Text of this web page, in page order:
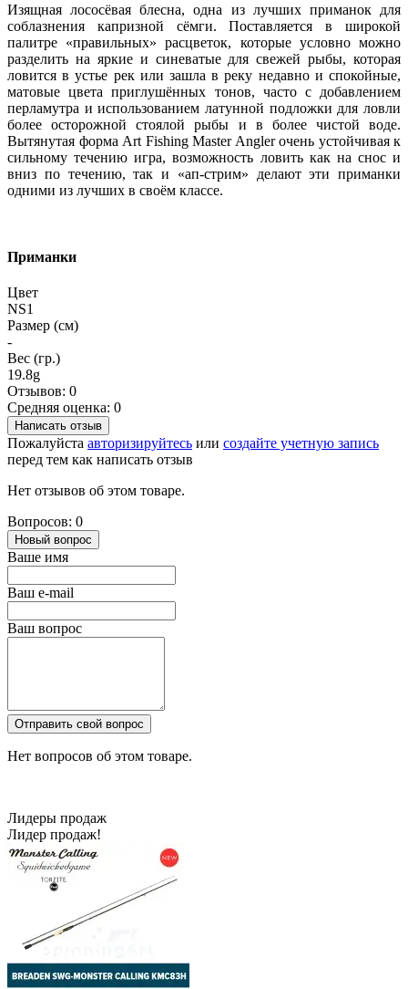
Изящная лососёвая блесна, одна из лучших приманок для
соблазнения капризной сёмги. Поставляется в широкой
палитре «правильных» расцветок, которые условно можно
разделить на яркие и синеватые для свежей рыбы, которая
ловится в устье рек или зашла в реку недавно и спокойные,
матовые цвета приглушённых тонов, часто с добавлением
перламутра и использованием латунной подложки для ловли
более осторожной стоялой рыбы и в более чистой воде.
Вытянутая форма Art Fishing Master Angler очень устойчивая к
сильному течению игра, возможность ловить как на снос и
вниз по течению, так и «ап-стрим» делают эти приманки
одними из лучших в своём классе.
Приманки
Цвет
NS1
Размер (см)
-
Вес (гр.)
19.8g
Отзывов: 0
Средняя оценка: 0
Написать отзыв
Пожалуйста авторизируйтесь или создайте учетную запись
перед тем как написать отзыв
Нет отзывов об этом товаре.
Вопросов: 0
Новый вопрос
Ваше имя
Ваш e-mail
Ваш вопрос
Отправить свой вопрос
Нет вопросов об этом товаре.
Лидеры продаж
Лидер продаж!